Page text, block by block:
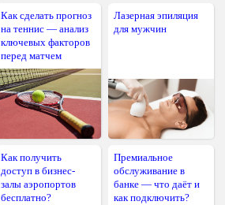
Как сделать прогноз
на теннис — анализ
ключевых факторов
перед матчем
Лазерная эпиляция
для мужчин
Как получить
доступ в бизнес-
залы аэропортов
бесплатно?
Премиальное
обслуживание в
банке — что даёт и
как подключить?